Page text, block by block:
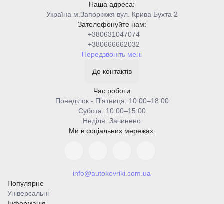
Наша адреса:
Україна м.Запоріжжя вул. Крива Бухта 2
Зателефонуйте нам:
+380631047074
+380666662032
Передзвоніть мені
До контактів
Час роботи
Понеділок - Пʼятниця: 10:00–18:00
Cубота: 10:00–15:00
Неділя: Зачинено
Ми в соціальних мережах:
info@autokovriki.com.ua
Популярне
Універсальні